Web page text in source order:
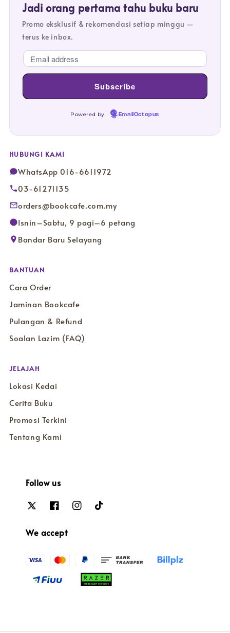
Jadi orang pertama tahu buku baru
Promo eksklusif & rekomendasi setiap minggu —
terus ke inbox.
Powered by EmailOctopus
HUBUNGI KAMI
WhatsApp 016-6611972
03-61271135
orders@bookcafe.com.my
Isnin–Sabtu, 9 pagi–6 petang
Bandar Baru Selayang
BANTUAN
Cara Order
Jaminan Bookcafe
Pulangan & Refund
Soalan Lazim (FAQ)
JELAJAH
Lokasi Kedai
Cerita Buku
Promosi Terkini
Tentang Kami
Follow us
We accept